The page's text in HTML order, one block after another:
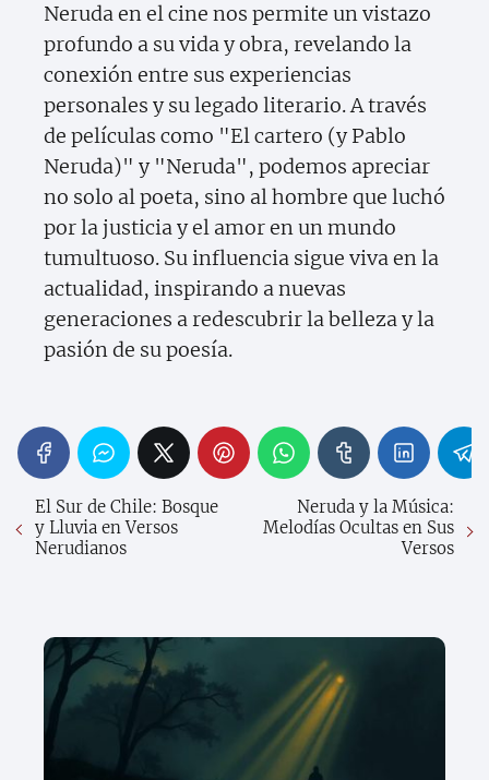
Neruda en el cine nos permite un vistazo
profundo a su vida y obra, revelando la
conexión entre sus experiencias
personales y su legado literario. A través
de películas como "El cartero (y Pablo
Neruda)" y "Neruda", podemos apreciar
no solo al poeta, sino al hombre que luchó
por la justicia y el amor en un mundo
tumultuoso. Su influencia sigue viva en la
actualidad, inspirando a nuevas
generaciones a redescubrir la belleza y la
pasión de su poesía.
El Sur de Chile: Bosque
y Lluvia en Versos
Nerudianos
Neruda y la Música:
Melodías Ocultas en Sus
Versos